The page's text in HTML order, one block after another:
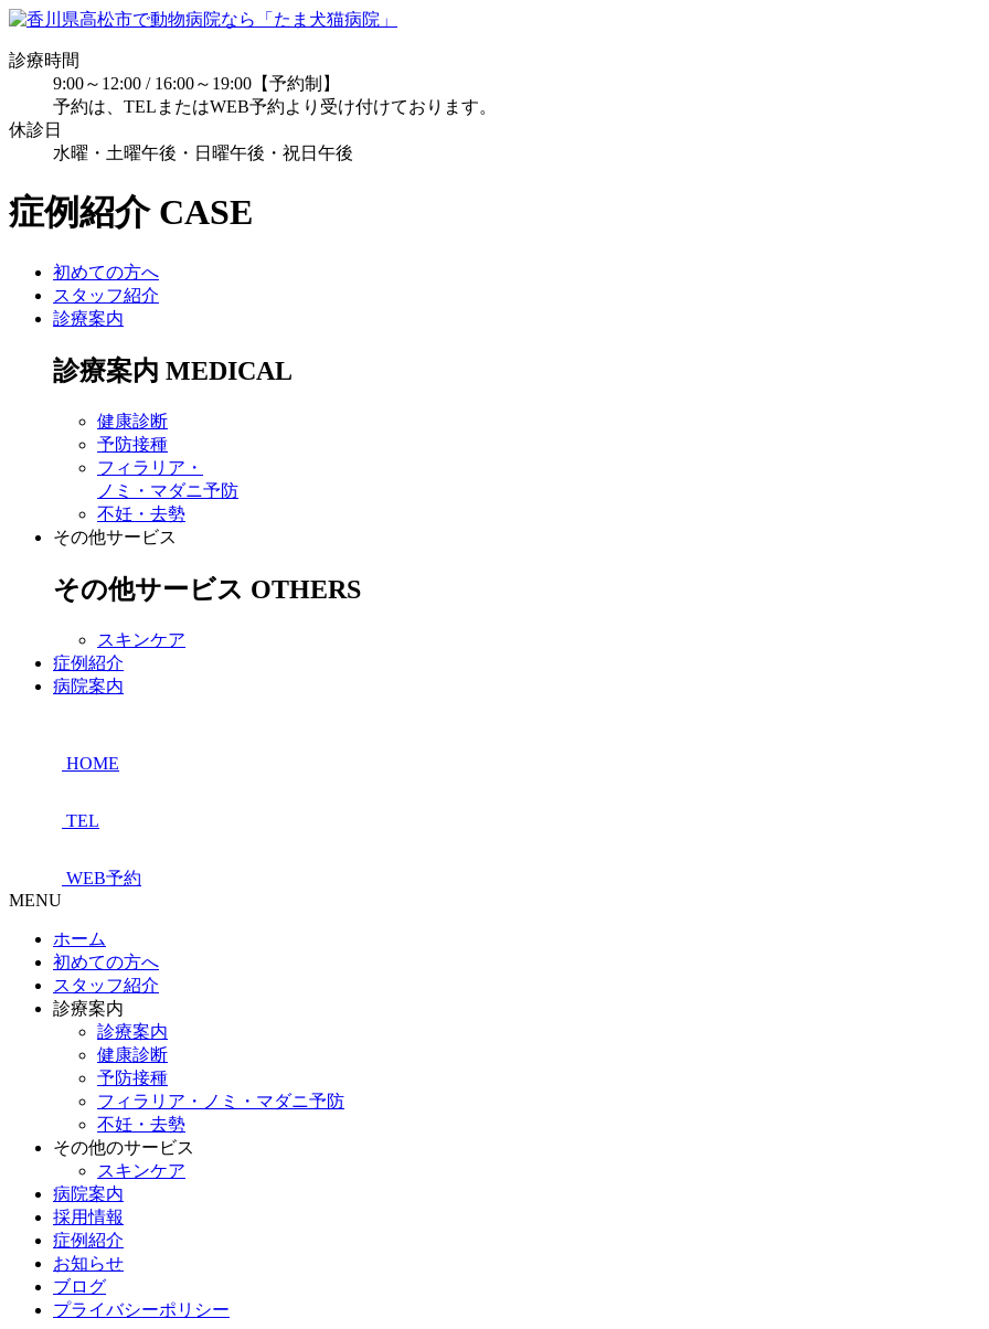
診療時間
9:00～12:00 / 16:00～19:00【予約制】
予約は、TELまたはWEB予約より受け付けております。
休診日
水曜・土曜午後・日曜午後・祝日午後
症例紹介 CASE
初めての方へ
スタッフ紹介
診療案内
診療案内 MEDICAL
健康診断
予防接種
フィラリア・
ノミ・マダニ予防
不妊・去勢
その他サービス
その他サービス OTHERS
スキンケア
症例紹介
病院案内
HOME
TEL
WEB予約
MENU
ホーム
初めての方へ
スタッフ紹介
診療案内
診療案内
健康診断
予防接種
フィラリア・ノミ・マダニ予防
不妊・去勢
その他のサービス
スキンケア
病院案内
採用情報
症例紹介
お知らせ
ブログ
プライバシーポリシー